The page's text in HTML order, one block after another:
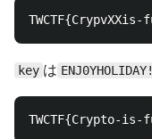
key は ENJ0YHOLIDAY!